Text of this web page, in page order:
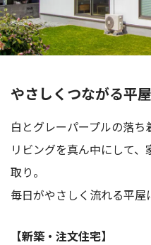
やさしくつながる平屋
白とグレーパープルの落ち
リビングを真ん中にして
取り。
毎日がやさしく流れる平屋
【新築・注文住宅】